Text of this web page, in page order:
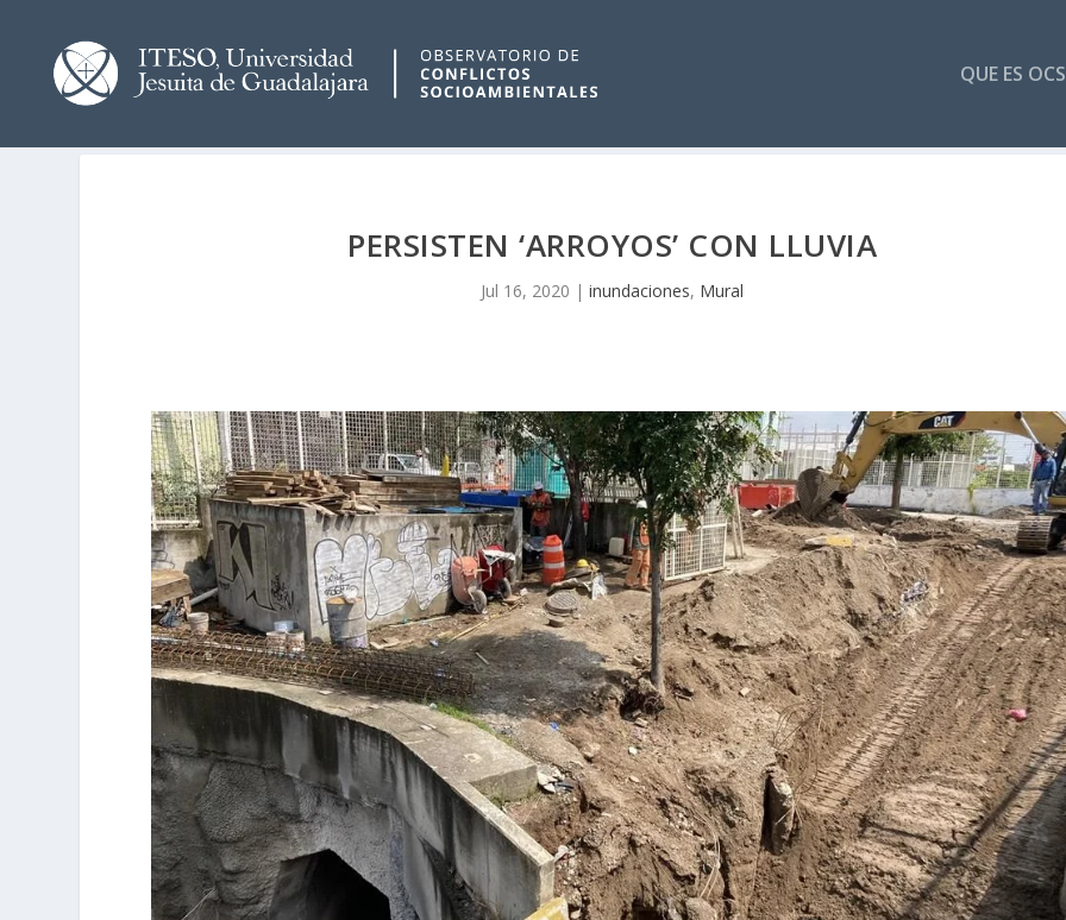
QUE ES
PERSISTEN ‘ARROYOS’ CON LLUVIA
Jul 16, 2020 |inundaciones, Mural